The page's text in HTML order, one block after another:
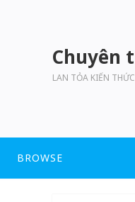
Chuyên
LAN TỎA KIẾN
BROWSE